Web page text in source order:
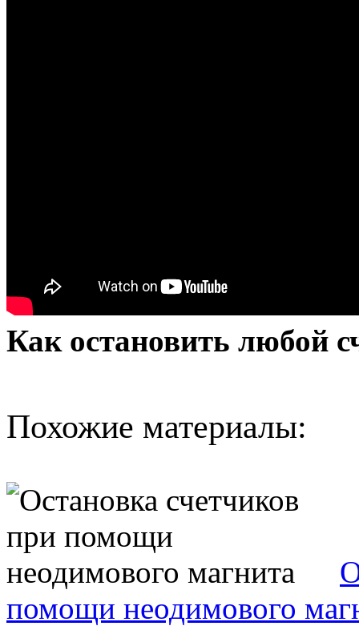
Как остановить любой
Похожие материалы:
помощи неодимового